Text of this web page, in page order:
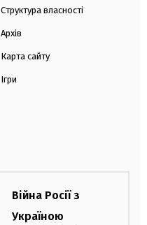
Структура власності
Архів
Карта сайту
Ігри
Війна Росії з
Україною